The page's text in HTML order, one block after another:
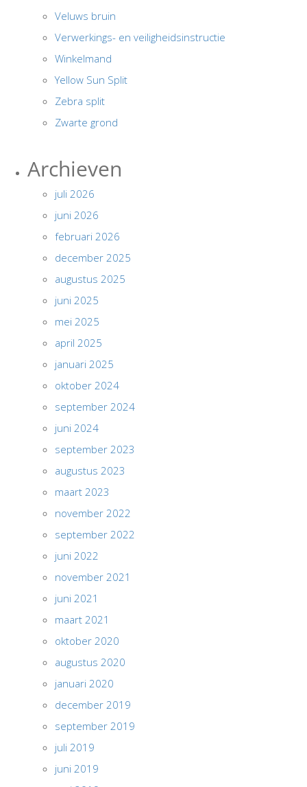
Veluws bruin
Verwerkings- en veiligheidsinstructie
Winkelmand
Yellow Sun Split
Zebra split
Zwarte grond
Archieven
juli 2026
juni 2026
februari 2026
december 2025
augustus 2025
juni 2025
mei 2025
april 2025
januari 2025
oktober 2024
september 2024
juni 2024
september 2023
augustus 2023
maart 2023
november 2022
september 2022
juni 2022
november 2021
juni 2021
maart 2021
oktober 2020
augustus 2020
januari 2020
december 2019
september 2019
juli 2019
juni 2019